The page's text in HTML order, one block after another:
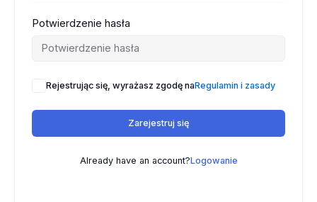
Potwierdzenie hasła
Rejestrując się, wyrażasz zgodę naRegulamin i zasady
Zarejestruj się
Already have an account?Logowanie